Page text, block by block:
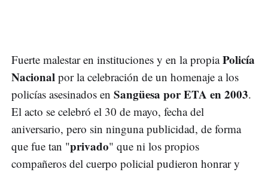
Fuerte malestar en instituciones y en la propiaPolicía
Nacional por la celebración de un homenaje a los
policías asesinados en Sangüesa por ETA en 2003.
El acto se celebró el 30 de mayo, fecha del
aniversario, pero sin ninguna publicidad, de forma
que fue tan "privado" que ni los propios
compañeros del cuerpo policial pudieron honrar y